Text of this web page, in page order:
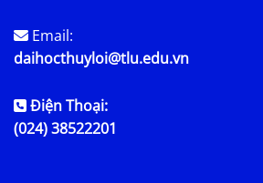
Email:
daihocthuyloi@tlu.edu.vn
Điện Thoại:
(024) 38522201